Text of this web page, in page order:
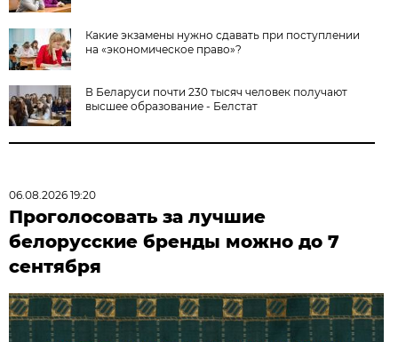
Какие экзамены нужно сдавать при поступлении
на «экономическое право»?
В Беларуси почти 230 тысяч человек получают
высшее образование - Белстат
06.08.2026 19:20
Проголосовать за лучшие
белорусские бренды можно до 7
сентября